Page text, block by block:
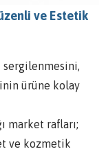
ve Estetik
ürüne kolay
market rafları;
ve kozmetik